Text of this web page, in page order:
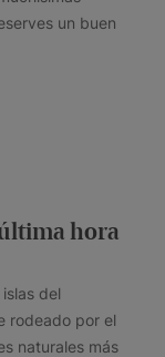
un buen
hora
del
rodeado por el
naturales más